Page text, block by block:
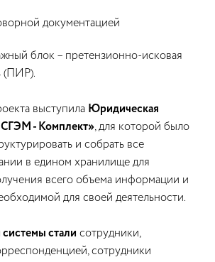
документацией
блок – претензионно-исковая
(ПИР).
выступила Юридическая
- Комплект», для которой было
и собрать все
в едином хранилище для
всего объема информации и
для своей деятельности.
стали сотрудники,
сотрудники